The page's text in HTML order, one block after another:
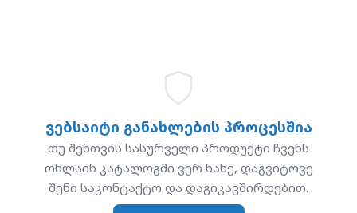
ვებსაიტი განახლების პროცესშია
თუ შენთვის სასურველი პროდუქტი ჩვენს
ონლაინ კატალოგში ვერ ნახე, დაგვიტოვე
შენი საკონტაქტო და დაგიკავშირდებით.